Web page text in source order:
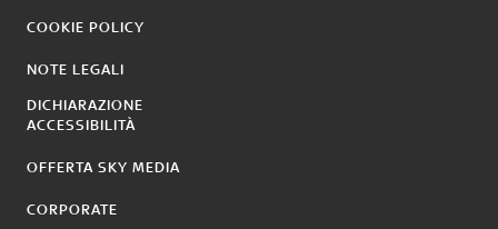
COOKIE POLICY
NOTE LEGALI
DICHIARAZIONE
ACCESSIBILITÀ
OFFERTA SKY MEDIA
CORPORATE